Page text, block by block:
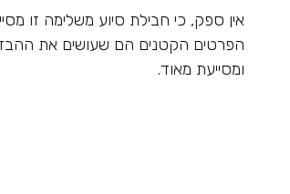
אין ספק, כי חבילת סיוע משלימה זו
הפרטים הקטנים הם שעושים את
ומסייעת מאוד.